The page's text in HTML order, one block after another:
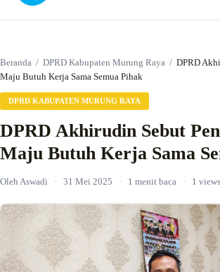
Beranda / DPRD Kabupaten Murung Raya / DPRD
Maju Butuh Kerja Sama Semua Pihak
DPRD KABUPATEN MURUNG RAYA
DPRD Akhirudin Sebut
Maju Butuh Kerja Sama
Oleh Aswadi · 31 Mei 2025 · 1 menit baca · 1 views